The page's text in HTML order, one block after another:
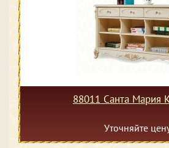
88011 Санта Мария
Уточняйте